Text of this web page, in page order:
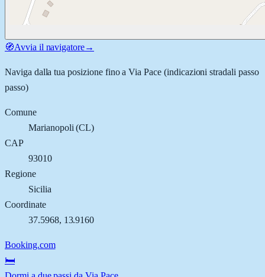
🧭Avvia il navigatore→
Naviga dalla tua posizione fino aVia Pace (indicazioni stradali passo
passo)
Comune
Marianopoli (CL)
CAP
93010
Regione
Sicilia
Coordinate
37.5968, 13.9160
Booking.com
🛏️